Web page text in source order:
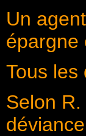
Un
épargne
Tous les
Selon